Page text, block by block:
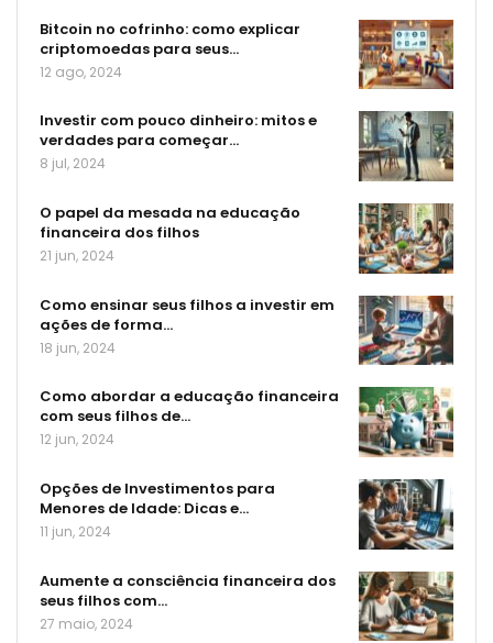
Bitcoin no cofrinho: como explicar
criptomoedas para seus…
12 ago, 2024
Investir com pouco dinheiro: mitos e
verdades para começar…
8 jul, 2024
O papel da mesada na educação
financeira dos filhos
21 jun, 2024
Como ensinar seus filhos a investir em
ações de forma…
18 jun, 2024
Como abordar a educação financeira
com seus filhos de…
12 jun, 2024
Opções de Investimentos para
Menores de Idade: Dicas e…
11 jun, 2024
Aumente a consciência financeira dos
seus filhos com…
27 maio, 2024